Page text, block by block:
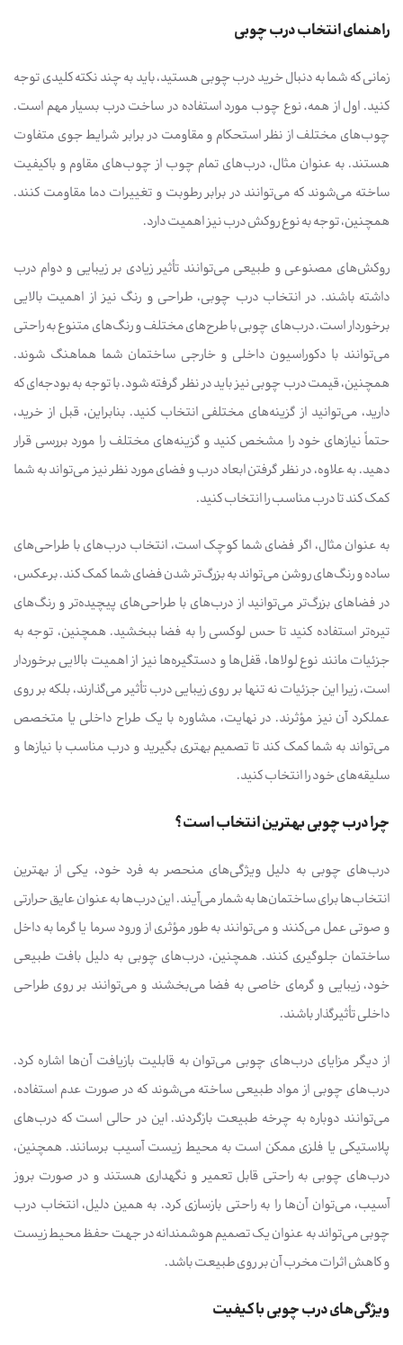
راهنمای انتخاب درب چوبی
زمانی که شما به دنبال خرید درب چوبی هستید، باید به چند نکته کلیدی توجه
کنید. اول از همه، نوع چوب مورد استفاده در ساخت درب بسیار مهم است.
چوب‌های مختلف از نظر استحکام و مقاومت در برابر شرایط جوی متفاوت
هستند. به عنوان مثال، درب‌های تمام چوب از چوب‌های مقاوم و باکیفیت
ساخته می‌شوند که می‌توانند در برابر رطوبت و تغییرات دما مقاومت کنند.
همچنین، توجه به نوع روکش درب نیز اهمیت دارد.
روکش‌های مصنوعی و طبیعی می‌توانند تأثیر زیادی بر زیبایی و دوام درب
داشته باشند. در انتخاب درب چوبی، طراحی و رنگ نیز از اهمیت بالایی
برخوردار است. درب‌های چوبی با طرح‌های مختلف و رنگ‌های متنوع به راحتی
می‌توانند با دکوراسیون داخلی و خارجی ساختمان شما هماهنگ شوند.
همچنین، قیمت درب چوبی نیز باید در نظر گرفته شود. با توجه به بودجه‌ای که
دارید، می‌توانید از گزینه‌های مختلفی انتخاب کنید. بنابراین، قبل از خرید،
حتماً نیازهای خود را مشخص کنید و گزینه‌های مختلف را مورد بررسی قرار
دهید. به علاوه، در نظر گرفتن ابعاد درب و فضای مورد نظر نیز می‌تواند به شما
کمک کند تا درب مناسب را انتخاب کنید.
به عنوان مثال، اگر فضای شما کوچک است، انتخاب درب‌های با طراحی‌های
ساده و رنگ‌های روشن می‌تواند به بزرگ‌تر شدن فضای شما کمک کند. برعکس،
در فضاهای بزرگ‌تر می‌توانید از درب‌های با طراحی‌های پیچیده‌تر و رنگ‌های
تیره‌تر استفاده کنید تا حس لوکسی را به فضا ببخشید. همچنین، توجه به
جزئیات مانند نوع لولاها، قفل‌ها و دستگیره‌ها نیز از اهمیت بالایی برخوردار
است، زیرا این جزئیات نه تنها بر روی زیبایی درب تأثیر می‌گذارند، بلکه بر روی
عملکرد آن نیز مؤثرند. در نهایت، مشاوره با یک طراح داخلی یا متخصص
می‌تواند به شما کمک کند تا تصمیم بهتری بگیرید و درب مناسب با نیازها و
سلیقه‌های خود را انتخاب کنید.
چرا درب چوبی بهترین انتخاب است؟
درب‌های چوبی به دلیل ویژگی‌های منحصر به فرد خود، یکی از بهترین
انتخاب‌ها برای ساختمان‌ها به شمار می‌آیند. این درب‌ها به عنوان عایق حرارتی
و صوتی عمل می‌کنند و می‌توانند به طور مؤثری از ورود سرما یا گرما به داخل
ساختمان جلوگیری کنند. همچنین، درب‌های چوبی به دلیل بافت طبیعی
خود، زیبایی و گرمای خاصی به فضا می‌بخشند و می‌توانند بر روی طراحی
داخلی تأثیرگذار باشند.
از دیگر مزایای درب‌های چوبی می‌توان به قابلیت بازیافت آن‌ها اشاره کرد.
درب‌های چوبی از مواد طبیعی ساخته می‌شوند که در صورت عدم استفاده،
می‌توانند دوباره به چرخه طبیعت بازگردند. این در حالی است که درب‌های
پلاستیکی یا فلزی ممکن است به محیط زیست آسیب برسانند. همچنین،
درب‌های چوبی به راحتی قابل تعمیر و نگهداری هستند و در صورت بروز
آسیب، می‌توان آن‌ها را به راحتی بازسازی کرد. به همین دلیل، انتخاب درب
چوبی می‌تواند به عنوان یک تصمیم هوشمندانه در جهت حفظ محیط زیست
و کاهش اثرات مخرب آن بر روی طبیعت باشد.
ویژگی‌های درب چوبی با کیفیت